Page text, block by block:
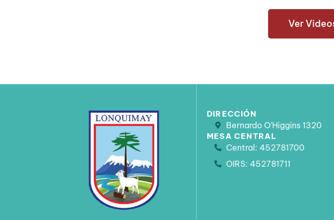
Ver
DIRECCIÓN
Bernardo O’Higgins 1320
MESA CENTRAL
Central: 452781700
OIRS: 452781711